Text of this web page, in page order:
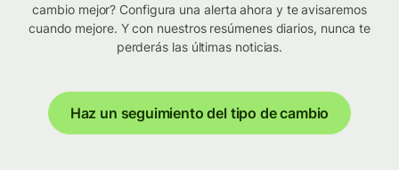
cambio mejor? Configura una alerta ahora y te avisaremos
cuando mejore. Y con nuestros resúmenes diarios, nunca te
perderás las últimas noticias.
Haz un seguimiento del tipo de cambio